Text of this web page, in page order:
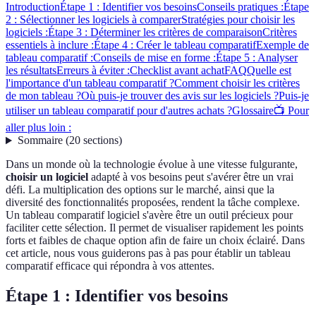
IntroductionÉtape 1 : Identifier vos besoinsConseils pratiques :Étape
2 : Sélectionner les logiciels à comparerStratégies pour choisir les
logiciels :Étape 3 : Déterminer les critères de comparaisonCritères
essentiels à inclure :Étape 4 : Créer le tableau comparatifExemple de
tableau comparatif :Conseils de mise en forme :Étape 5 : Analyser
les résultatsErreurs à éviter :Checklist avant achatFAQQuelle est
l'importance d'un tableau comparatif ?Comment choisir les critères
de mon tableau ?Où puis-je trouver des avis sur les logiciels ?Puis-je
utiliser un tableau comparatif pour d'autres achats ?Glossaire📺 Pour
aller plus loin :
Sommaire(20 sections)
Dans un monde où la technologie évolue à une vitesse fulgurante,
choisir un logiciel adapté à vos besoins peut s'avérer être un vrai
défi. La multiplication des options sur le marché, ainsi que la
diversité des fonctionnalités proposées, rendent la tâche complexe.
Un tableau comparatif logiciel s'avère être un outil précieux pour
faciliter cette sélection. Il permet de visualiser rapidement les points
forts et faibles de chaque option afin de faire un choix éclairé. Dans
cet article, nous vous guiderons pas à pas pour établir un tableau
comparatif efficace qui répondra à vos attentes.
Étape 1 : Identifier vos besoins